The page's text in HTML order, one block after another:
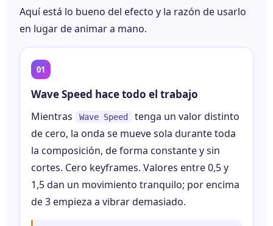
Aquí está lo bueno del efecto y la razón de usarlo
en lugar de animar a mano.
Wave Speed hace todo el trabajo
Mientras Wave Speed
tenga un valor distinto
de cero, la onda se mueve sola durante toda
la composición, de forma constante y sin
cortes. Cero keyframes. Valores entre 0,5 y
1,5 dan un movimiento tranquilo; por encima
de 3 empieza a vibrar demasiado.